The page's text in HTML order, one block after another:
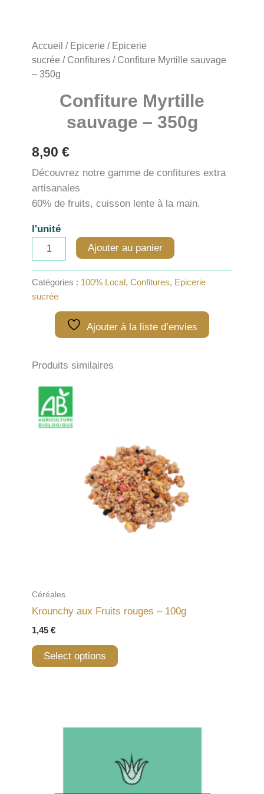
Accueil / Epicerie / Epicerie
sucrée / Confitures / Confiture Myrtille sauvage
– 350g
Confiture Myrtille
sauvage – 350g
8,90 €
Découvrez notre gamme de confitures extra
artisanales
60% de fruits, cuisson lente à la main.
l'unité
Myrtille
sauvage
-
Ajouter au panier
Catégories : 100% Local, Confitures, Epicerie
sucrée
Ajouter à la liste d’envies
Produits similaires
Céréales
Krounchy aux Fruits rouges – 100g
1,45 €
Select options